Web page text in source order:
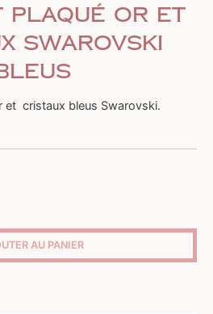
plaqué or et
Swarovski
et cristaux bleus Swarovski.
AU PANIER